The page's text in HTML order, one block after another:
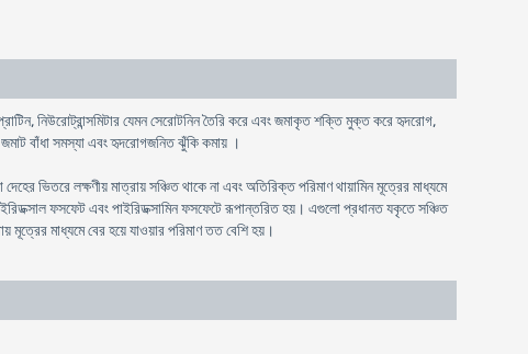
নিউরোট্রান্সমিটার যেমন সেরোটনিন তৈরি করে এবং জমাকৃত শক্তি মুক্ত করে হৃদরোগ,
বাঁধা সমস্যা এবং হৃদরোগজনিত ঝুঁকি কমায় ।
ভিতরে লক্ষণীয় মাত্রায় সঞ্চিত থাকে না এবং অতিরিক্ত পরিমাণ থায়ামিন মূত্রের মাধ্যমে
ফসফেট এবং পাইরিডক্সামিন ফসফেটে রূপান্তরিত হয়। এগুলো প্রধানত যকৃতে সঞ্চিত
মূত্রের মাধ্যমে বের হয়ে যাওয়ার পরিমাণ তত বেশি হয়।